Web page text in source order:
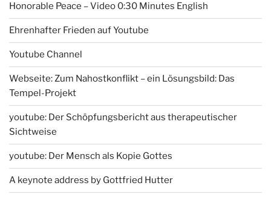
Honorable Peace – Video 0:30 Minutes English
Ehrenhafter Frieden auf Youtube
Youtube Channel
Webseite: Zum Nahostkonflikt – ein Lösungsbild: Das
Tempel-Projekt
youtube: Der Schöpfungsbericht aus therapeutischer
Sichtweise
youtube: Der Mensch als Kopie Gottes
A keynote address by Gottfried Hutter